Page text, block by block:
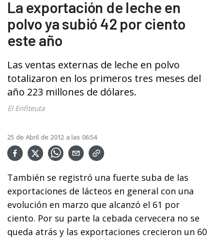
La exportación de leche en
polvo ya subió 42 por ciento
este año
Las ventas externas de leche en polvo
totalizaron en los primeros tres meses del
año 223 millones de dólares.
El Enfiteuta
25 de Abril de 2012 a las 06:54
También se registró una fuerte suba de las
exportaciones de lácteos en general con una
evolución en marzo que alcanzó el 61 por
ciento. Por su parte la cebada cervecera no se
queda atrás y las exportaciones crecieron un 60